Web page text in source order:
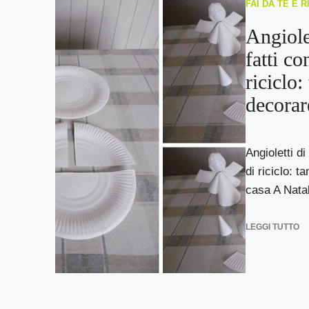
FAI DA TE E
fatti
riciclo:
Angioletti di
di riciclo:
casa A
LEGGI TUTTO